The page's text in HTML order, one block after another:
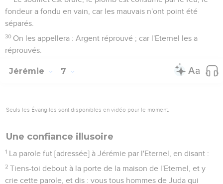
fondeur a fondu en vain, car les mauvais n'ont point été
séparés.
30 On les appellera : Argent réprouvé ; car l'Eternel les a
réprouvés.
Jérémie 7
Seuls les Évangiles sont disponibles en vidéo pour le moment.
Une confiance illusoire
1 La parole fut [adressée] à Jérémie par l'Eternel, en disant :
2 Tiens-toi debout à la porte de la maison de l'Eternel, et y
crie cette parole, et dis : vous tous hommes de Juda qui